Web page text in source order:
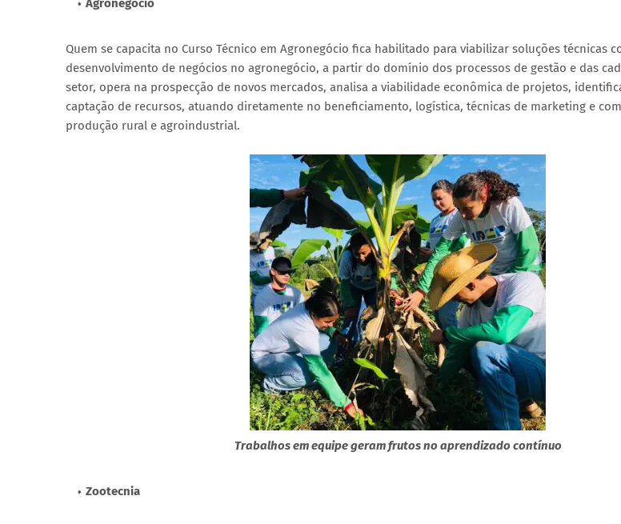
Agronegócio
Quem se capacita no Curso Técnico em Agronegócio fica habilitado para viabilizar soluções técnicas
desenvolvimento de negócios no agronegócio, a partir do domínio dos processos de gestão e das
setor, opera na prospecção de novos mercados, analisa a viabilidade econômica de projetos,
captação de recursos, atuando diretamente no beneficiamento, logística, técnicas de marketing e
produção rural e agroindustrial.
Trabalhos em equipe geram frutos no aprendizado contínuo
Zootecnia